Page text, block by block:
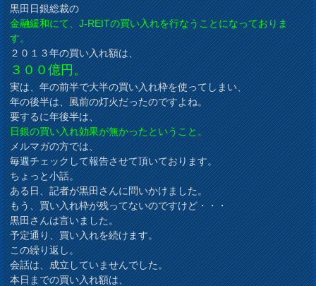
黒田日銀総裁の
金融緩和にて、J-REITの買い入れを行なうことになっておりま
す。
２０１３年の買い入れ額は、
３００億円。
実は、年の前半で大半の買い入れ枠を使ってしまい、
年の後半は、風前の灯火だったのですよね。
要するに年後半は、
日銀の買い入れ効果が無かったということ。
メルマガの方では、
毎週チェックして報告させて頂いております。
ちょっと小話。
ある日、記者が黒田さんに問いかけました。
もう、買い入れ枠が残ってないのですけど・・・
黒田さんは言いました。
予定通り、買い入れを続けます。
この繰り返し。
会話は、成立していませんでした。
本日までの買い入れ額は、